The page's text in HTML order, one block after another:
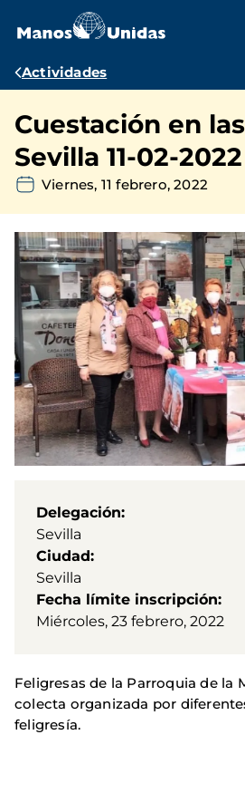
contenido
Ruta
navegación
Actividades
Cuestación en
Sevilla 11-02-2022
Viernes, 11 febrero, 2022
Delegación
Sevilla
Ciudad
Sevilla
Fecha límite inscripción
Miércoles, 23 febrero, 2022
Feligresas de la Parroquia de la
colecta organizada por
feligresía.